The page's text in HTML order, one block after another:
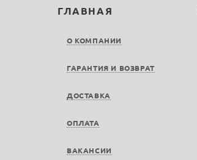
ГЛАВНАЯ
О КОМПАНИИ
ГАРАНТИЯ И ВОЗВРАТ
ДОСТАВКА
ОПЛАТА
ВАКАНСИИ